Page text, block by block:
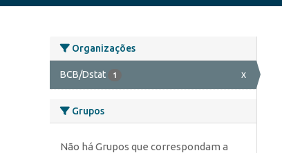
Organizações
BCB/Dstat 1 x
Grupos
Não há Grupos que correspondam a